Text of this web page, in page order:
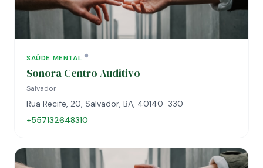
SAÚDE MENTAL
Sonora Centro Auditivo
Salvador
Rua Recife, 20, Salvador, BA, 40140-330
+557132648310